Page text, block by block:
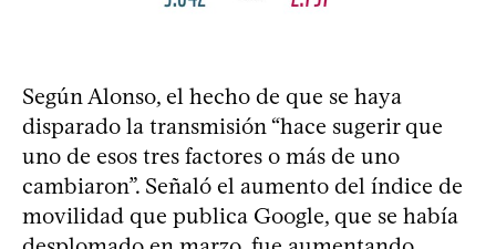
Según Alonso, el hecho de que se haya
disparado la transmisión “hace sugerir que
uno de esos tres factores o más de uno
cambiaron”. Señaló el aumento del índice de
movilidad que publica Google, que se había